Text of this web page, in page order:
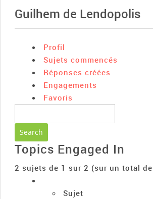
Guilhem de Lendopolis
Profil
Sujets commencés
Réponses créées
Engagements
Favoris
Topics Engaged In
2 sujets de 1 sur 2 (sur un total
Sujet